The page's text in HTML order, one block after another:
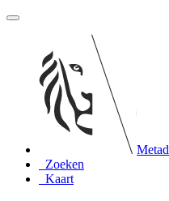
Zoeken
Kaart